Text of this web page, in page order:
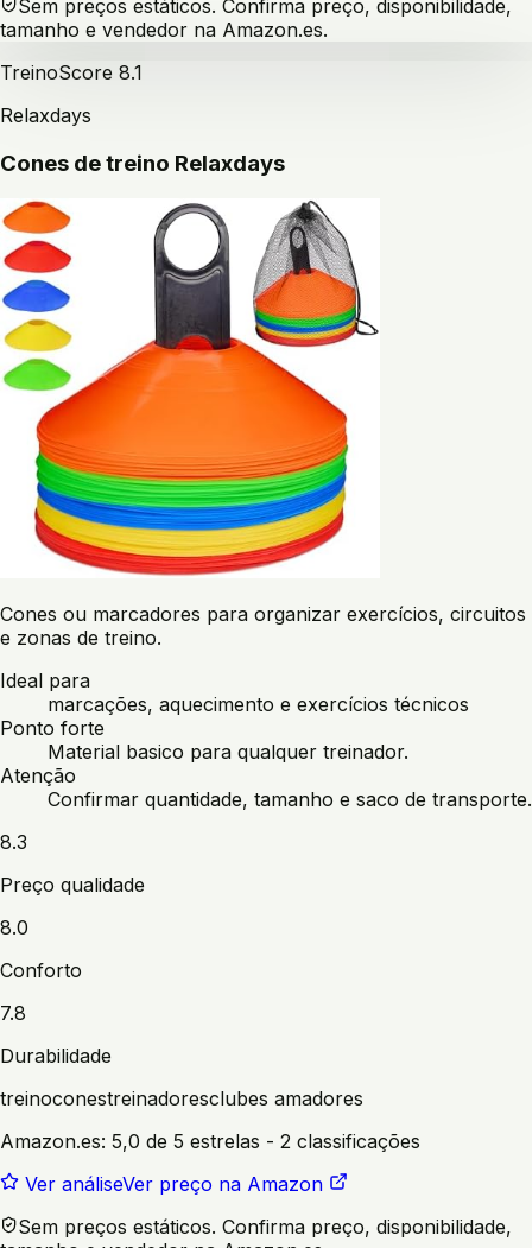
Sem preços estáticos. Confirma preço, disponibilidade,
tamanho e vendedor na Amazon.es.
TreinoScore 8.1
Relaxdays
Cones de treino Relaxdays
Cones ou marcadores para organizar exercícios, circuitos
e zonas de treino.
Ideal para
marcações, aquecimento e exercícios técnicos
Ponto forte
Material basico para qualquer treinador.
Atenção
Confirmar quantidade, tamanho e saco de transporte.
8.3
Preço qualidade
8.0
Conforto
7.8
Durabilidade
treinoconestreinadoresclubes amadores
Amazon.es: 5,0 de 5 estrelas - 2 classificações
Ver análiseVer preço na Amazon
Sem preços estáticos. Confirma preço, disponibilidade,